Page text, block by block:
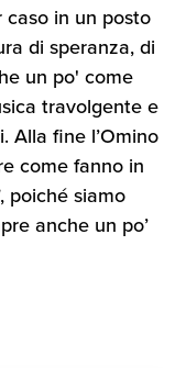
in un posto
di speranza, di
un po' come
travolgente e
Alla fine l’Omino
come fanno in
poiché siamo
anche un po’